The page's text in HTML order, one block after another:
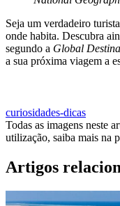
Seja um verdadeiro
onde habita. Descubra
segundo a Global
a sua próxima viagem a
curiosidades-dicas
Todas as imagens neste
utilização, saiba mais na
Artigos